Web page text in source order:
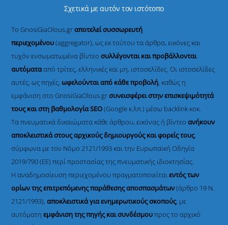
Σχετικά με αυτόν τον ιστότοπο
Το GnosiGiaOlous.grαποτελεί συσσωρευτή
περιεχομένου(aggregator), ως εκ τούτου τα άρθρα, εικόνες και
τυχόν ενσωματωμένα βίντεοσυλλέγονται και προβάλλονται
αυτόματααπό τρίτες, ελληνικές και μη, ιστοσελίδες. Οι ιστοσελίδες
αυτές, ως πηγές,ωφελούνται από κάθε προβολή, καθώς η
εμφάνιση στο GnosiGiaOlous.grσυνεισφέρει στην επισκεψιμότητά
τους και στη βαθμολογία SEO(Google κ.λπ.) μέσω backlink κοκ.
Τα πνευματικά δικαιώματα κάθε άρθρου, εικόνας ή βίντεοανήκουν
αποκλειστικά στους αρχικούς δημιουργούς και φορείς τους,
σύμφωνα με τον Νόμο 2121/1993 και την Ευρωπαϊκή Οδηγία
2019/790 (ΕΕ) περί προστασίας της πνευματικής ιδιοκτησίας.
Η αναδημοσίευση περιεχομένου πραγματοποιείταιεντός των
ορίων της επιτρεπόμενης παράθεσης αποσπασμάτων(άρθρο 19 Ν.
2121/1993), αποκλειστικά για ενημερωτικούς σκοπούς, με
αυτόματηεμφάνιση της πηγής και συνδέσμουπρος το αρχικό